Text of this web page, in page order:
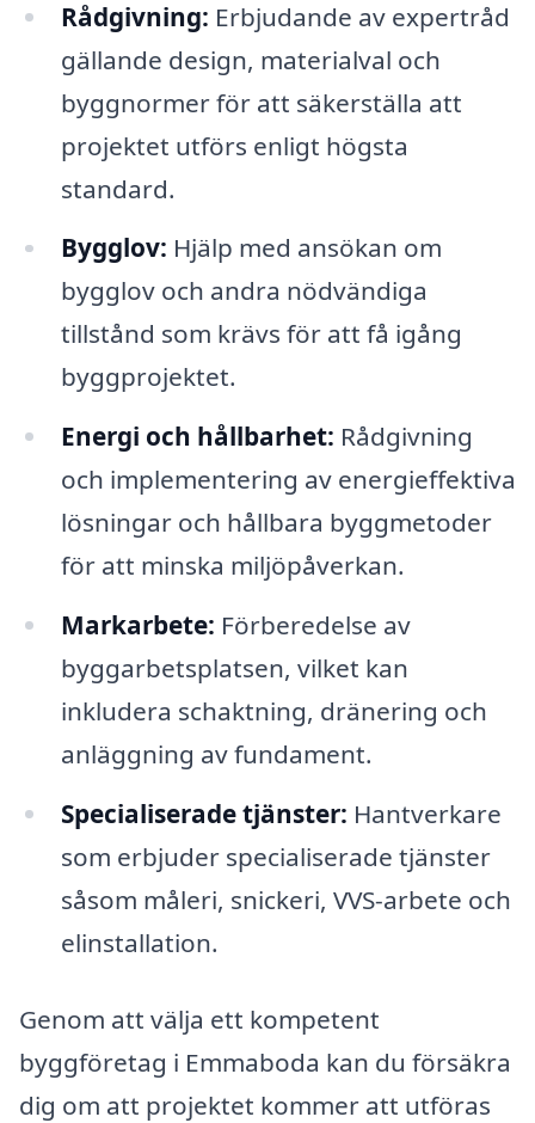
Rådgivning: Erbjudande av expertråd
gällande design, materialval och
byggnormer för att säkerställa att
projektet utförs enligt högsta
standard.
Bygglov: Hjälp med ansökan om
bygglov och andra nödvändiga
tillstånd som krävs för att få igång
byggprojektet.
Energi och hållbarhet: Rådgivning
och implementering av energieffektiva
lösningar och hållbara byggmetoder
för att minska miljöpåverkan.
Markarbete: Förberedelse av
byggarbetsplatsen, vilket kan
inkludera schaktning, dränering och
anläggning av fundament.
Specialiserade tjänster: Hantverkare
som erbjuder specialiserade tjänster
såsom måleri, snickeri, VVS-arbete och
elinstallation.
Genom att välja ett kompetent
byggföretag i Emmaboda kan du försäkra
dig om att projektet kommer att utföras